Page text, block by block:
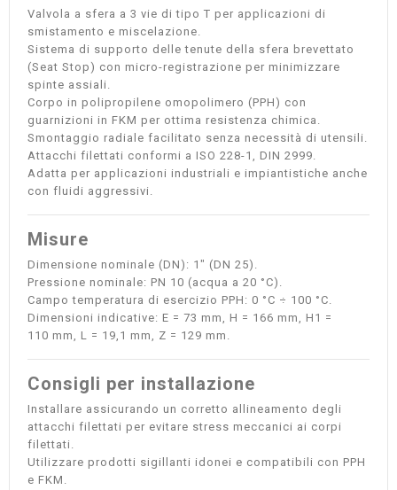
Valvola a sfera a 3 vie di tipo T per applicazioni di
smistamento e miscelazione.
Sistema di supporto delle tenute della sfera brevettato
(Seat Stop) con micro-registrazione per minimizzare
spinte assiali.
Corpo in polipropilene omopolimero (PPH) con
guarnizioni in FKM per ottima resistenza chimica.
Smontaggio radiale facilitato senza necessità di utensili.
Attacchi filettati conformi a ISO 228-1, DIN 2999.
Adatta per applicazioni industriali e impiantistiche anche
con fluidi aggressivi.
Misure
Dimensione nominale (DN): 1" (DN 25).
Pressione nominale: PN 10 (acqua a 20 °C).
Campo temperatura di esercizio PPH: 0 °C ÷ 100 °C.
Dimensioni indicative: E = 73 mm, H = 166 mm, H1 =
110 mm, L = 19,1 mm, Z = 129 mm.
Consigli per installazione
Installare assicurando un corretto allineamento degli
attacchi filettati per evitare stress meccanici ai corpi
filettati.
Utilizzare prodotti sigillanti idonei e compatibili con PPH
e FKM.